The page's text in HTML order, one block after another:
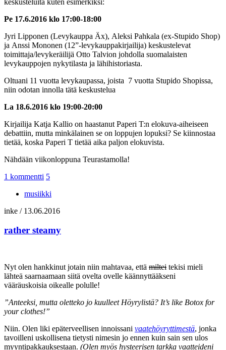
Pe 17.6.2016 klo 17:00-18:00
Jyri Lipponen (Levykauppa Äx), Aleksi Pahkala (ex-Stupido Shop)
ja Anssi Mononen (12”-levykauppakirjailija) keskustelevat
toimittaja/levykeräilijä Otto Talvion johdolla suomalaisten
levykauppojen nykytilasta ja lähihistoriasta.
Oltuani 11 vuotta levykaupassa, joista 7 vuotta Stupido Shopissa,
niin odotan innolla tätä keskustelua
La 18.6.2016 klo 19:00-20:00
Kirjailija Katja Kallio on haastanut Paperi T:n elokuva-aiheiseen
debattiin, mutta minkälainen se on loppujen lopuksi? Se kiinnostaa
tietää, koska Paperi T tietää aika paljon elokuvista.
Nähdään viikonloppuna Teurastamolla!
1 kommentti 5
musiikki
inke / 13.06.2016
rather steamy
Nyt olen hankkinut jotain niin mahtavaa, että miltei tekisi mieli
lähteä saarnaamaan siitä ovelta ovelle käännyttääkseni
vääräuskoisia oikealle polulle!
”Anteeksi, mutta oletteko jo kuulleet Höyrylistä? It’s like Botox for
your clothes!”
Niin. Olen liki epäterveellisen innoissani vaatehöyryttimestä, jonka
tavoilleni uskollisena tietysti nimesin jo ennen kuin sain sen ulos
myyntipakkauksestaan. (Olen myös hysteerisen tarkka vaatteideni